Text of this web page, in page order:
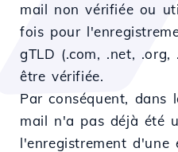
mail non vérifiée ou
fois pour
gTLD (.com, .net,
être vérifiée.
Par conséquent, dans
mail n'a pas déjà été
l'enregistrement d'une